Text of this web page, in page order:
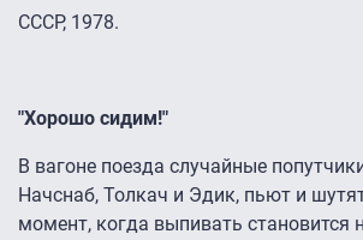
СССР, 1978.
"Хорошо сидим!"
В вагоне поезда случайные
Начснаб, Толкач и Эдик, пьют и
момент, когда выпивать становится